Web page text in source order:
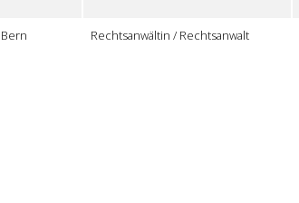
Bern Rechtsanwältin / Rechtsanwalt